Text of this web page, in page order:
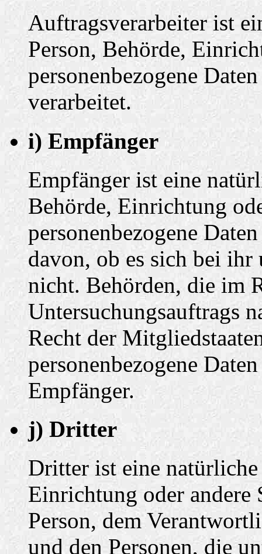
Auftragsverarbeiter ist
Person, Behörde,
personenbezogene
verarbeitet.
i) Empfänger
Empfänger ist eine
Behörde, Einrichtung
personenbezogene
davon, ob es sich bei
nicht. Behörden, die im
Untersuchungsauftrags
Recht der
personenbezogene
Empfänger.
j) Dritter
Dritter ist eine
Einrichtung oder andere
Person, dem
und den Personen, die